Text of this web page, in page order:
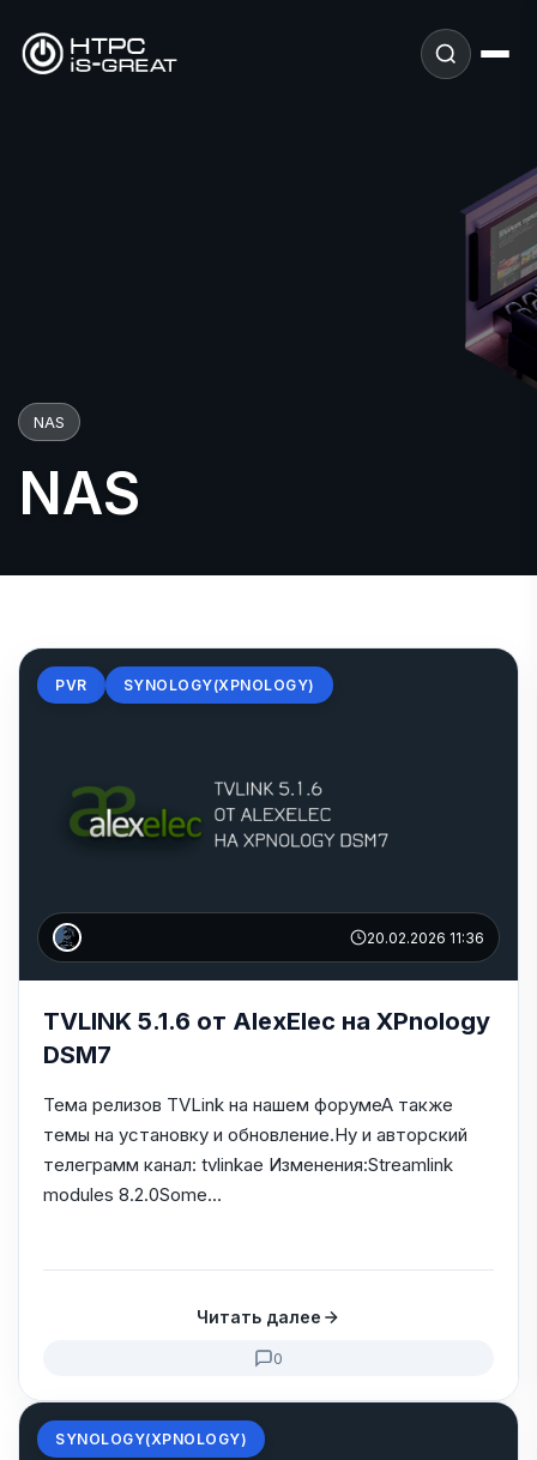
NAS
NAS
PVR SYNOLOGY(XPNOLOGY)
20.02.2026 11:36
TVLINK 5.1.6 от AlexElec на XPnology
DSM7
Тема релизов TVLink на нашем форумеА также
темы на установку и обновление.Ну и авторский
телеграмм канал: tvlinkae Изменения:Streamlink
modules 8.2.0Some...
Читать далее
0
SYNOLOGY(XPNOLOGY)